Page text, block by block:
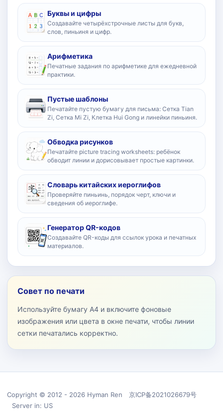
Буквы и цифры
Создавайте четырёхстрочные листы для букв,
слов, пиньиня и цифр.
Арифметика
Печатные задания по арифметике для ежедневной
практики.
Пустые шаблоны
Печатайте пустую бумагу для письма: Сетка Tian
Zi, Сетка Mi Zi, Клетка Hui Gong и линейки пиньиня.
Обводка рисунков
Печатайте picture tracing worksheets: ребёнок
обводит линии и дорисовывает простые картинки.
Словарь китайских иероглифов
Проверяйте пиньинь, порядок черт, ключи и
сведения об иероглифе.
Генератор QR-кодов
Создавайте QR-коды для ссылок урока и печатных
материалов.
Совет по печати
Используйте бумагу A4 и включите фоновые
изображения или цвета в окне печати, чтобы линии
сетки печатались корректно.
Copyright © 2012 - 2026 Hyman Ren 京ICP备2021026679号
Server in: US